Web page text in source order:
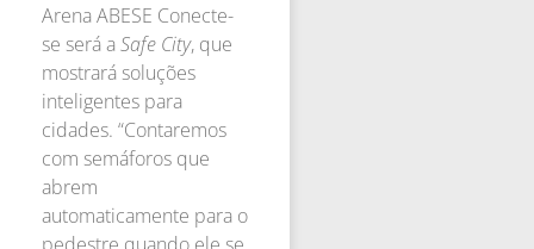
Arena ABESE Conecte-
se será aSafe City, que
mostrará soluções
inteligentes para
cidades. “Contaremos
com semáforos que
abrem
automaticamente para o